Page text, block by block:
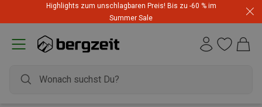
Highlights zum unschlagbaren Preis! Bis zu -60 % im
Summer Sale